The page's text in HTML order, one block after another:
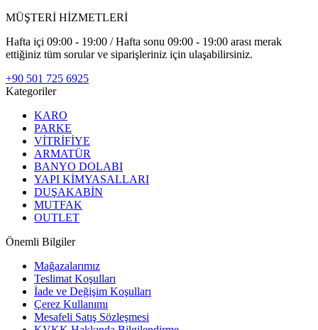
MÜŞTERİ HİZMETLERİ
Hafta içi 09:00 - 19:00 / Hafta sonu 09:00 - 19:00 arası merak
ettiğiniz tüm sorular ve siparişleriniz için ulaşabilirsiniz.
+90 501 725 6925
Kategoriler
KARO
PARKE
VİTRİFİYE
ARMATÜR
BANYO DOLABI
YAPI KİMYASALLARI
DUŞAKABİN
MUTFAK
OUTLET
Önemli Bilgiler
Mağazalarımız
Teslimat Koşulları
İade ve Değişim Koşulları
Çerez Kullanımı
Mesafeli Satış Sözleşmesi